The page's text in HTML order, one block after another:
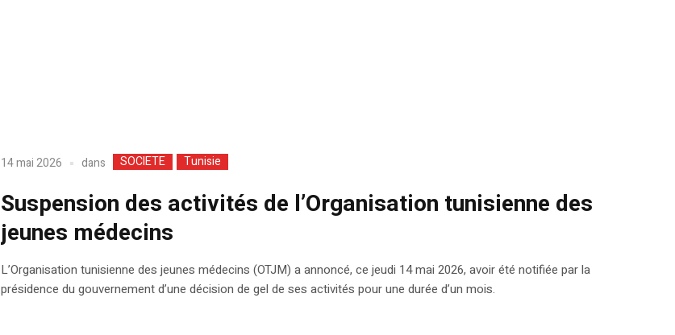
14 mai 2026 dans SOCIETE Tunisie
Suspension des activités de l’Organisation tunisienne des
jeunes médecins
L’Organisation tunisienne des jeunes médecins (OTJM) a annoncé, ce jeudi 14 mai 2026, avoir été notifiée par la
présidence du gouvernement d’une décision de gel de ses activités pour une durée d’un mois.